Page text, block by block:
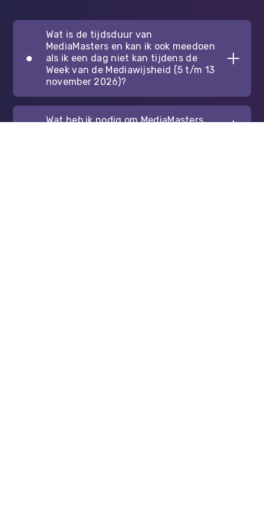
Wat is de tijdsduur van
MediaMasters en kan ik ook meedoen
als ik een dag niet kan tijdens de
Week van de Mediawijsheid (5 t/m 13
november 2026)?
Wat heb ik nodig om MediaMasters